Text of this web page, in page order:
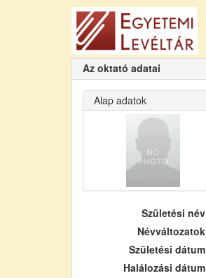
Az oktató adatai
Alap adatok
Születési név
Névváltozatok
Születési dátum
Halálozási dátum